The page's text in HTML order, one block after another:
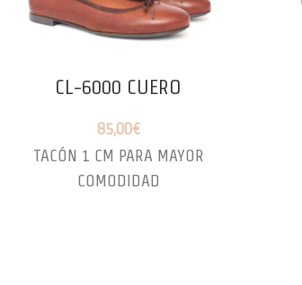
CL-6000 CUERO
85,00€
TACÓN 1 CM PARA MAYOR
COMODIDAD